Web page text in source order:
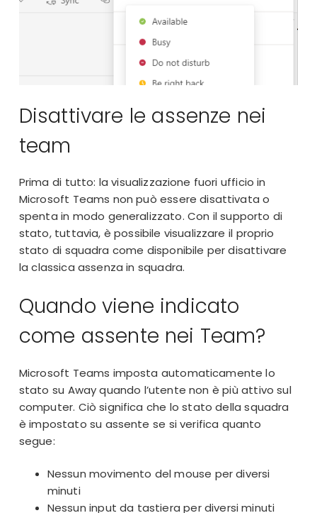
Disattivare le assenze nei
team
Prima di tutto: la visualizzazione fuori ufficio in
Microsoft Teams non può essere disattivata o
spenta in modo generalizzato. Con il supporto di
stato, tuttavia, è possibile visualizzare il proprio
stato di squadra come disponibile per disattivare
la classica assenza in squadra.
Quando viene indicato
come assente nei Team?
Microsoft Teams imposta automaticamente lo
stato su Away quando l’utente non è più attivo sul
computer. Ciò significa che lo stato della squadra
è impostato su assente se si verifica quanto
segue:
Nessun movimento del mouse per diversi
minuti
Nessun input da tastiera per diversi minuti